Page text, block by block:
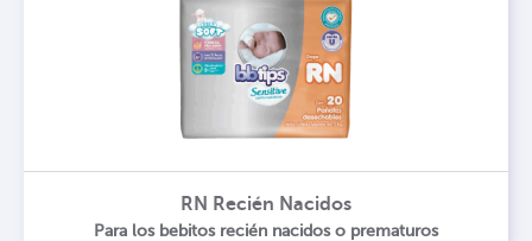
RN Recién Nacidos
Para los bebitos recién nacidos o prematuros